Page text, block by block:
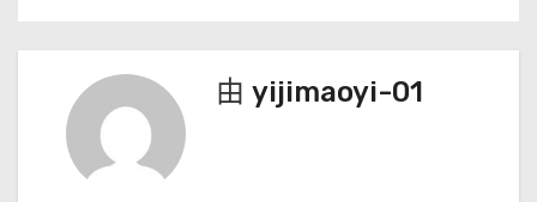
航
由 yijimaoyi-01